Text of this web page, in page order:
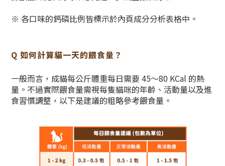
※ 各口味的鈣磷比例皆標示於內頁成分分析表格中。
Q 如何計算貓一天的餵食量？
一般而言，成貓每公斤體重每日需要 45～80 KCal 的熱
量。不過實際餵食量需視每隻貓咪的年齡、活動量以及進
食習慣調整，以下是建議的粗略參考餵食量。